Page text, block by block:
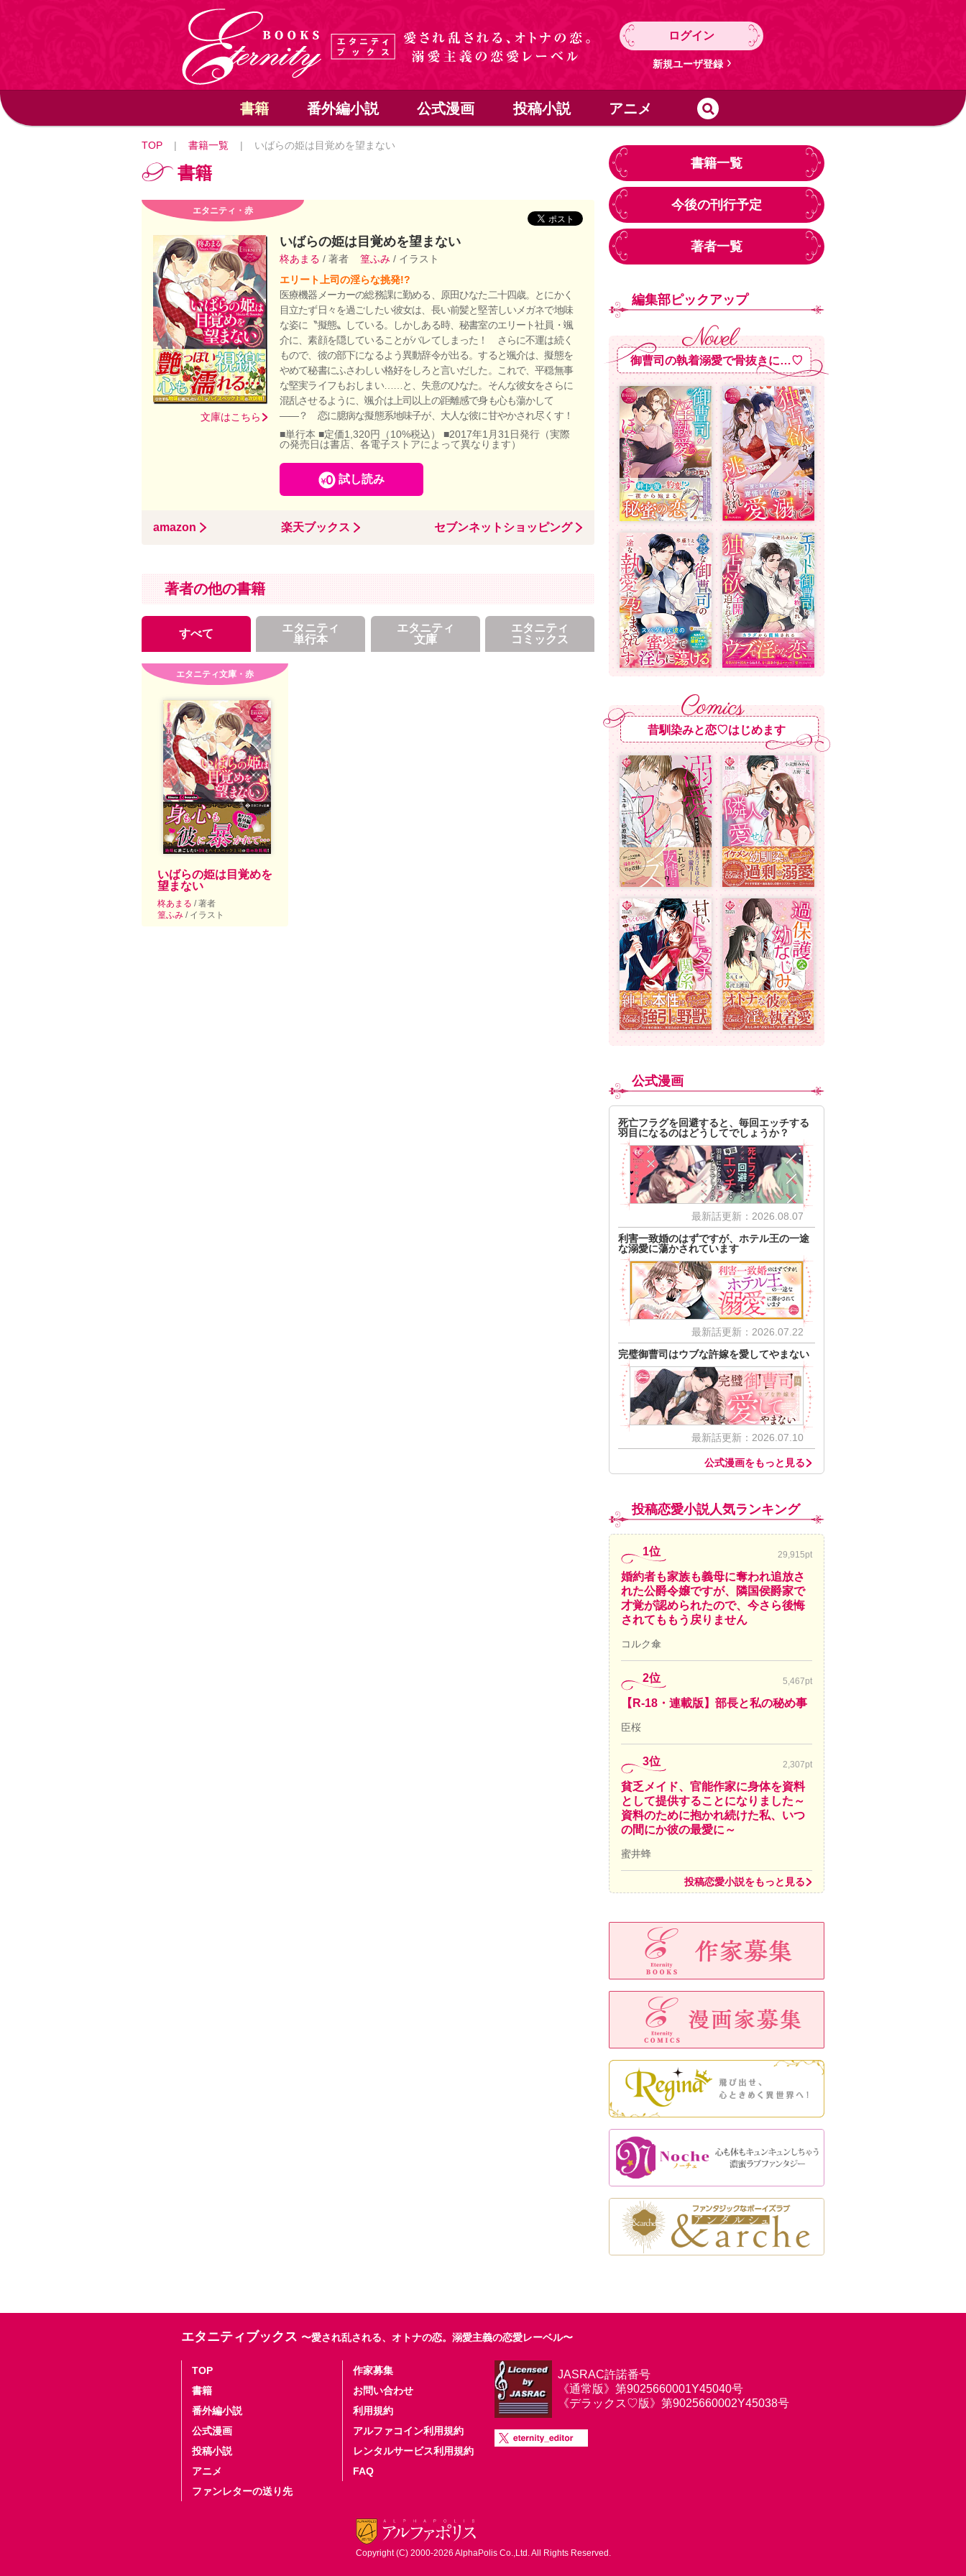
ログイン
新規ユーザ登録
書籍 番外編小説 公式漫画 投稿小説 アニメ
TOP | 書籍一覧 | いばらの姫は目覚めを望まない
書籍
エタニティ・赤
文庫はこちら
いばらの姫は目覚めを望まない
柊あまる / 著者 篁ふみ / イラスト
エリート上司の淫らな挑発!?
医療機器メーカーの総務課に勤める、原田ひなた二十四歳。とにかく
目立たず日々を過ごしたい彼女は、長い前髪と堅苦しいメガネで地味
な姿に〝擬態〟している。しかしある時、秘書室のエリート社員・颯
介に、素顔を隠していることがバレてしまった！ さらに不運は続く
もので、彼の部下になるよう異動辞令が出る。すると颯介は、擬態を
やめて秘書にふさわしい格好をしろと言いだした。これで、平穏無事
な堅実ライフもおしまい……と、失意のひなた。そんな彼女をさらに
混乱させるように、颯介は上司以上の距離感で身も心も蕩かして
――？ 恋に臆病な擬態系地味子が、大人な彼に甘やかされ尽くす！
■単行本 ■定価1,320円（10%税込） ■2017年1月31日発行（実際
の発売日は書店、各電子ストアによって異なります）
試し読み
amazon 楽天ブックス セブンネットショッピング
著者の他の書籍
すべて
エタニティ
単行本
エタニティ
文庫
エタニティ
コミックス
エタニティ文庫・赤
いばらの姫は目覚めを
望まない
柊あまる / 著者
篁ふみ / イラスト
書籍一覧
今後の刊行予定
著者一覧
編集部ピックアップ
御曹司の執着溺愛で骨抜きに…♡
昔馴染みと恋♡はじめます
公式漫画
死亡フラグを回避すると、毎回エッチする
羽目になるのはどうしてでしょうか？
最新話更新：2026.08.07
利害一致婚のはずですが、ホテル王の一途
な溺愛に蕩かされています
最新話更新：2026.07.22
完璧御曹司はウブな許嫁を愛してやまない
最新話更新：2026.07.10
公式漫画をもっと見る
投稿恋愛小説人気ランキング
1位 29,915pt
婚約者も家族も義母に奪われ追放さ
れた公爵令嬢ですが、隣国侯爵家で
才覚が認められたので、今さら後悔
されてももう戻りません
コルク傘
2位 5,467pt
【R-18・連載版】部長と私の秘め事
臣桜
3位 2,307pt
貧乏メイド、官能作家に身体を資料
として提供することになりました～
資料のために抱かれ続けた私、いつ
の間にか彼の最愛に～
蜜井蜂
投稿恋愛小説をもっと見る
エタニティブックス 〜愛され乱される、オトナの恋。溺愛主義の恋愛レーベル〜
TOP
書籍
番外編小説
公式漫画
投稿小説
アニメ
ファンレターの送り先
作家募集
お問い合わせ
利用規約
アルファコイン利用規約
レンタルサービス利用規約
FAQ
JASRAC許諾番号
《通常版》第9025660001Y45040号
《デラックス♡版》第9025660002Y45038号
Copyright (C) 2000-2026 AlphaPolis Co.,Ltd. All Rights Reserved.